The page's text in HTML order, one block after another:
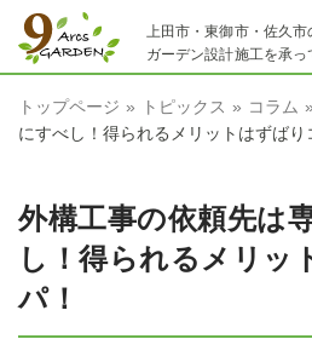
上田市・東御市・佐久市
ガーデン設計施工を承っ
トップページ トピックス コラム
にすべし！得られるメリットはずばり
外構工事の依頼先は
し！得られるメリッ
パ！